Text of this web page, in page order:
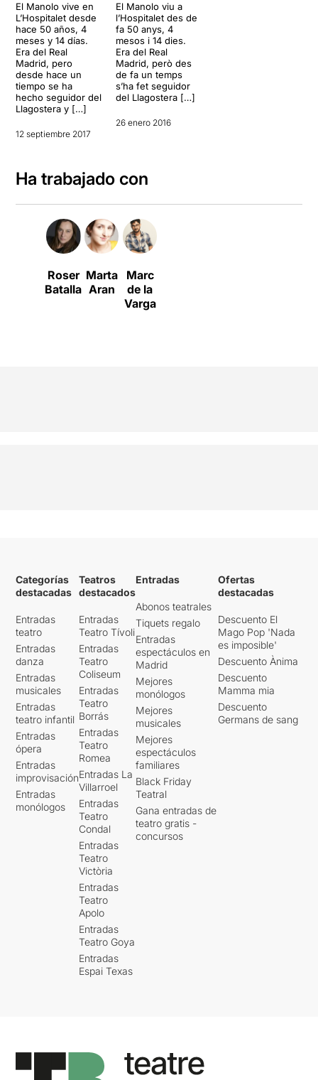
El Manolo vive en
L’Hospitalet desde
hace 50 años, 4
meses y 14 días.
Era del Real
Madrid, pero
desde hace un
tiempo se ha
hecho seguidor del
Llagostera y […]
12 septiembre 2017
El Manolo viu a
l’Hospitalet des de
fa 50 anys, 4
mesos i 14 dies.
Era del Real
Madrid, però des
de fa un temps
s’ha fet seguidor
del Llagostera […]
26 enero 2016
Ha trabajado con
Roser
Batalla
Marta
Aran
Marc
de la
Varga
Categorías
destacadas
Entradas
teatro
Entradas
danza
Entradas
musicales
Entradas
teatro infantil
Entradas
ópera
Entradas
improvisación
Entradas
monólogos
Teatros
destacados
Entradas
Teatro Tívoli
Entradas
Teatro
Coliseum
Entradas
Teatro
Borrás
Entradas
Teatro
Romea
Entradas La
Villarroel
Entradas
Teatro
Condal
Entradas
Teatro
Victòria
Entradas
Teatro
Apolo
Entradas
Teatro Goya
Entradas
Espai Texas
Entradas
Abonos teatrales
Tiquets regalo
Entradas
espectáculos en
Madrid
Mejores
monólogos
Mejores
musicales
Mejores
espectáculos
familiares
Black Friday
Teatral
Gana entradas de
teatro gratis -
concursos
Ofertas
destacadas
Descuento El
Mago Pop 'Nada
es imposible'
Descuento Ànima
Descuento
Mamma mia
Descuento
Germans de sang